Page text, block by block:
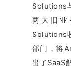
Solutions
两大旧业
Solutions
部门，将
出了SaaS